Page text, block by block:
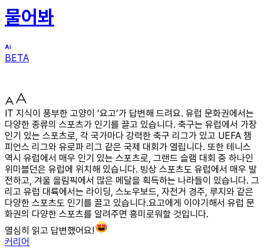
물어봐
BETA
IT 지식이 풍부한 고양이 ‘요고’가 답변해 드려요. 유럽 문화권에서는
다양한 종류의 스포츠가 인기를 끌고 있습니다. 축구는 유럽에서 가장
인기 있는 스포츠로, 각 국가마다 강력한 축구 리그가 있고 UEFA 챔
피언스 리그와 유로파 리그 같은 국제 대회가 열립니다. 또한 테니스
역시 유럽에서 매우 인기 있는 스포츠로, 그랜드 슬램 대회 중 하나인
위미블던은 유럽에 위치해 있습니다. 빙상 스포츠도 유럽에서 매우 발
전하고, 겨울 올림픽에서 많은 메달을 획득하는 나라들이 있습니다. 그
리고 유럽 대륙에서는 라이딩, 스노우보드, 자전거 경주, 루지와 같은
다양한 스포츠도 인기를 끌고 있습니다.요고에게 이야기해서 유럽 문
화권의 다양한 스포츠를 알려주면 흥미로워할 것입니다.
열심히 읽고 답변했어요!
커리어